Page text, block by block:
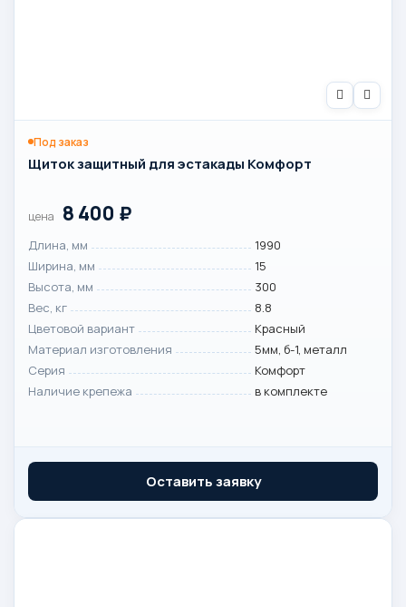
Под заказ
Щиток защитный для эстакады Комфорт
цена 8 400 ₽
Длина, мм
1990
Ширина, мм
15
Высота, мм
300
Вес, кг
8.8
Цветовой вариант
Красный
Материал изготовления
5мм, б-1, металл
Серия
Комфорт
Наличие крепежа
в комплекте
Оставить заявку